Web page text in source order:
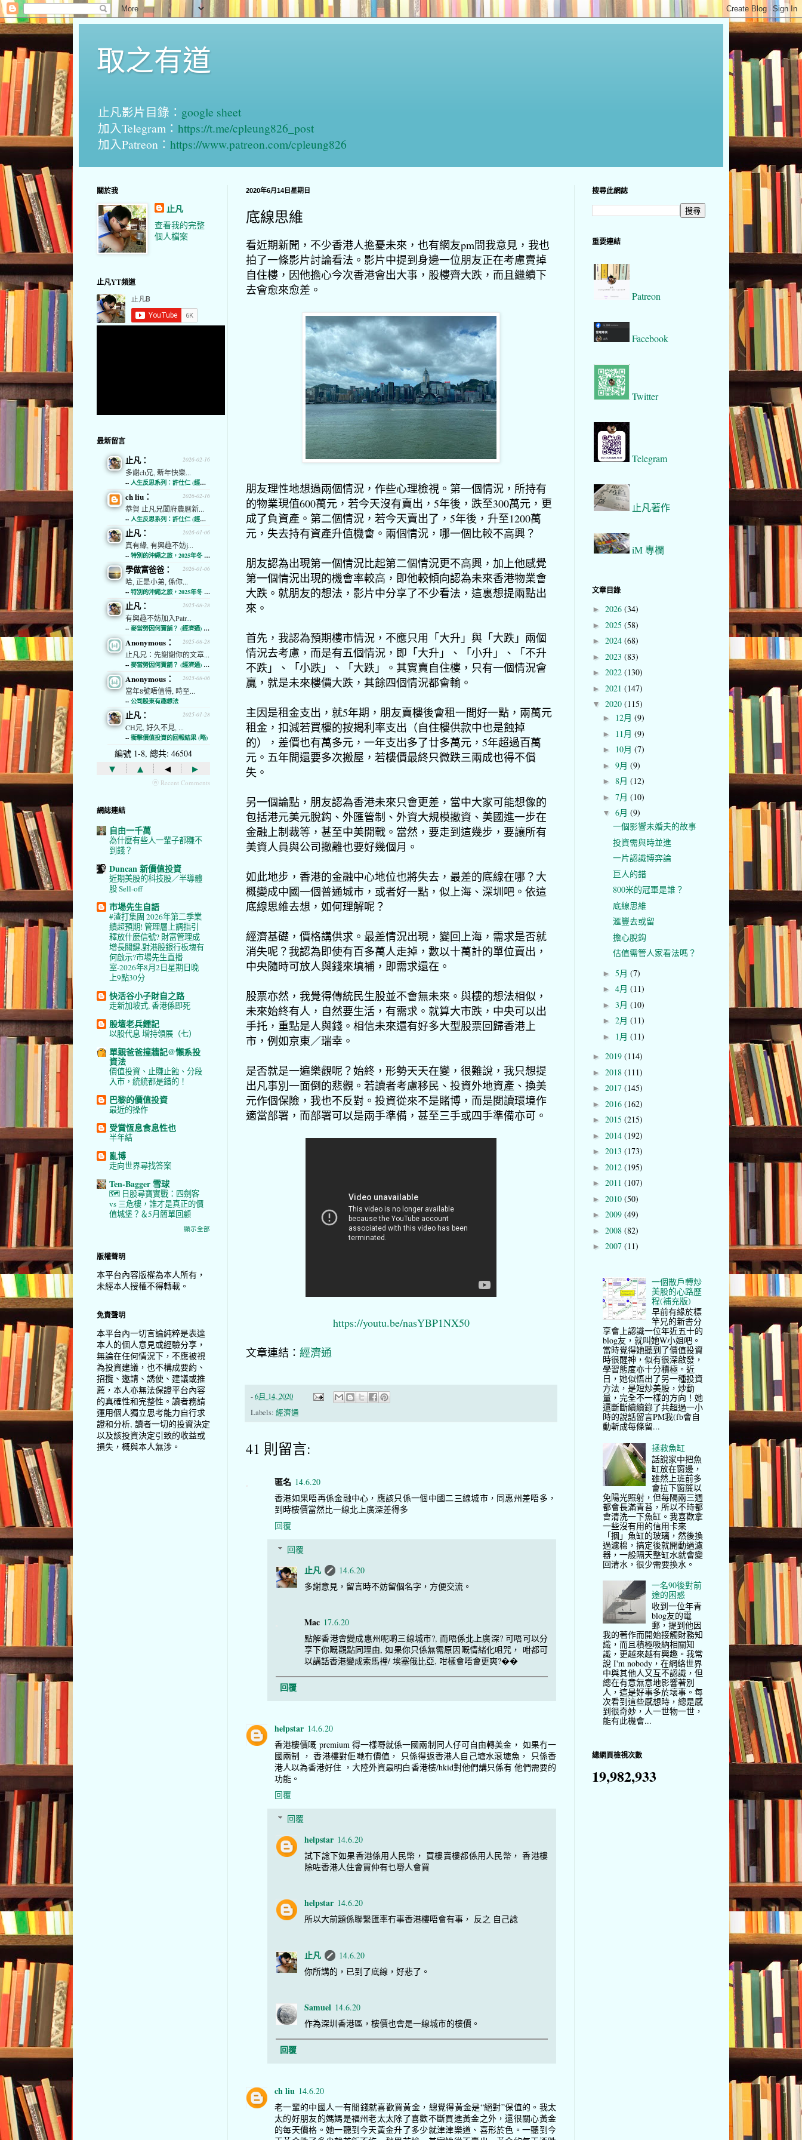
取之有道
止凡影片目錄： google sheet
加入Telegram： https://t.me/cpleung826_post
加入Patreon： https://www.patreon.com/cpleung826
2020年6月14日星期日
底線思維
看近期新聞，不少香港人擔憂未來，也有網友pm問我意見，我也
拍了一條影片討論看法。影片中提到身邊一位朋友正在考慮賣掉
自住樓，因他擔心今次香港會出大事，股樓齊大跌，而且繼續下
去會愈來愈差。
朋友理性地想過兩個情況，作些心理檢視。第一個情況，所持有
的物業現值600萬元，若今天沒有賣出，5年後，跌至300萬元，更
成了負資產。第二個情況，若今天賣出了，5年後，升至1200萬
元，失去持有資產升值機會。兩個情況，哪一個比較不高興？
朋友認為出現第一個情況比起第二個情況更不高興，加上他感覺
第一個情況出現的機會率較高，即他較傾向認為未來香港物業會
大跌。就朋友的想法，影片中分享了不少看法，這裏想提兩點出
來。
首先，我認為預期樓市情況，不應只用「大升」與「大跌」兩個
情況去考慮，而是有五個情況，即「大升」、「小升」、「不升
不跌」、「小跌」、「大跌」。其實賣自住樓，只有一個情況會
贏，就是未來樓價大跌，其餘四個情況都會輸。
主因是租金支出，就5年期，朋友賣樓後會租一間好一點，兩萬元
租金，扣減若買樓的按揭利率支出（自住樓供款中也是蝕掉
的），差價也有萬多元，一年支出多了廿多萬元，5年超過百萬
元。五年間還要多次搬屋，若樓價最終只微跌三兩成也得不償
失。
另一個論點，朋友認為香港未來只會更差，當中大家可能想像的
包括港元美元脫鈎、外匯管制、外資大規模撤資、美國進一步在
金融上制裁等，甚至中美開戰。當然，要走到這幾步，要讓所有
美資人員與公司撤離也要好幾個月。
如此地步，香港的金融中心地位也將失去，最差的底線在哪？大
概變成中國一個普通城市，或者好一點，似上海、深圳吧。依這
底線思維去想，如何理解呢？
經濟基礎，價格講供求。最差情況出現，變回上海，需求是否就
消失呢？我認為即使有百多萬人走掉，數以十萬計的單位賣出，
中央隨時可放人與錢來填補，即需求還在。
股票亦然，我覺得傳統民生股並不會無未來。與樓的想法相似，
未來始終有人，自然要生活，有需求。就算大市跌，中央可以出
手托，重點是人與錢。相信未來還有好多大型股票回歸香港上
市，例如京東／瑞幸。
是否就是一遍樂觀呢？始終，形勢天天在變，很難說，我只想提
出凡事別一面倒的悲觀。若讀者考慮移民、投資外地資產、換美
元作個保險，我也不反對。投資從來不是賭博，而是閱讀環境作
適當部署，而部署可以是兩手準備，甚至三手或四手準備亦可。
https://youtu.be/nasYBP1NX50
文章連結： 經濟通
-6月 14, 2020
Labels: 經濟通
41 則留言:
匿名 14.6.20
香港如果唔再係金融中心，應該只係一個中國二三線城市，同惠州差唔多，
到時樓價當然比一線北上廣深差得多
回覆
回覆
止凡
14.6.20
多謝意見，留言時不妨留個名字，方便交流。
Mac 17.6.20
點解香港會變成惠州呢啲三線城市?, 而唔係北上廣深? 可唔可以分
享下你嘅觀點同理由, 如果你只係無需原因嘅情緒化咀咒， 咁都可
以講話香港變成索馬裡/ 埃塞俄比亞, 咁樣會唔會更爽?��
回覆
helpstar 14.6.20
香港樓價嘅 premium 得一樣嘢就係一國兩制同人仔可自由轉美金， 如果冇一
國兩制 ， 香港樓對佢哋冇價值， 只係得返香港人自己塘水滾塘魚， 只係香
港人以為香港好住 ，大陸外資最明白香港樓/hkid對他們講只係有 他們需要的
功能。
回覆
回覆
helpstar 14.6.20
試下諗下如果香港係用人民幣， 買樓賣樓都係用人民幣， 香港樓
除咗香港人住會買仲有乜嘢人會買
helpstar 14.6.20
所以大前題係聯繫匯率冇事香港樓唔會有事， 反之 自己諗
止凡
14.6.20
你所講的，已到了底線，好悲了。
Samuel 14.6.20
作為深圳香港區，樓價也會是一線城市的樓價。
回覆
ch liu 14.6.20
老一輩的中國人一有閒錢就喜歡買黃金，總覺得黃金是“絕對”保值的。我太
太的好朋友的媽媽是福州老太太除了喜歡不斷買進黃金之外，還很關心黃金
的每天價格。她一聽到今天黃金升了多少就津津樂道、喜形於色。一聽到今
關於我
止凡
查看我的完整
個人檔案
止凡YT頻道
最新留言
2026-02-16
止凡：
多謝ch兄, 新年快樂...
-- 人生反思系列：許仕仁 (經濟通)
2026-02-16
ch liu：
恭賀 止凡兄闔府農曆新...
-- 人生反思系列：許仕仁 (經濟通)
2026-01-06
止凡：
真有緣, 有興趣不妨j...
-- 特別的沖繩之旅，2025年冬 (經濟通)
2026-01-06
學做富爸爸：
哈, 正是小弟, 係你...
-- 特別的沖繩之旅，2025年冬 (經濟通)
2025-08-28
止凡：
有興趣不妨加入Patr...
-- 麥當勞因何賣舖？ (經濟通) (略)
2025-08-28
Anonymous：
止凡兄：先謝謝你的文章...
-- 麥當勞因何賣舖？ (經濟通) (略)
2025-08-06
Anonymous：
當年8號唔值得, 時至...
-- 公司股東有趣想法
2025-01-28
止凡：
CH兄, 好久不見, ...
-- 衝擊價值投資的回報結果 (略)
編號 1-8, 總共: 46504
▾ ▴ ◂ ▸
ⓦ Recent Comments
網誌連結
自由一千萬
為什麼有些人一輩子都賺不
到錢？
Duncan 新價值投資
近期美股的科技股／半導體
股 Sell-off
市場先生自語
#渣打集團 2026年第二季業
績超預期! 管理層上調指引
釋放什麼信號? 財富管理成
增長關鍵,對港股銀行板塊有
何啟示?市場先生直播
室-2026年8月2日星期日晚
上9點30分
快活谷小子財自之路
走新加坡式, 香港係即死
股壇老兵鍾記
以股代息 增持領展（七）
單親爸爸撞牆記@懶系投
資法
價值投資、止賺止蝕、分段
入市，統統都是錯的！
巴黎的價值投資
最近的操作
受賞恆息食息性也
半年結
亂博
走向世界尋找答案
Ten-Bagger 雪球
🗺️ 日股尋寶實戰：四劍客
vs 三危樓，誰才是真正的價
值城堡？＆5月簡單回顧
顯示全部
版權聲明
本平台內容版權為本人所有，
未經本人授權不得轉載。
免責聲明
本平台內一切言論純粹是表達
本人的個人意見或經驗分享，
無論在任何情況下，不應被視
為投資建議，也不構成要約、
招攬、邀請、誘使、建議或推
薦，本人亦無法保證平台內容
的真確性和完整性。讀者務請
運用個人獨立思考能力自行求
證和分析, 讀者一切的投資決定
以及該投資決定引致的收益或
損失，概與本人無涉。
搜尋此網誌
重要連結
Patreon
Facebook
Twitter
Telegram
止凡著作
iM 專欄
文章目錄
► 2026 (34)
► 2025 (58)
► 2024 (68)
► 2023 (83)
► 2022 (130)
► 2021 (147)
▼ 2020 (115)
► 12月 (9)
► 11月 (9)
► 10月 (7)
► 9月 (9)
► 8月 (12)
► 7月 (10)
▼ 6月 (9)
一個影響未婚夫的故事
投資需與時並進
一片認識博弈論
巨人的錯
800米的冠軍是誰？
底線思維
滙豐去或留
擔心脫鈎
估值需管人家看法嗎？
► 5月 (7)
► 4月 (11)
► 3月 (10)
► 2月 (11)
► 1月 (11)
► 2019 (114)
► 2018 (111)
► 2017 (145)
► 2016 (162)
► 2015 (215)
► 2014 (192)
► 2013 (173)
► 2012 (195)
► 2011 (107)
► 2010 (50)
► 2009 (49)
► 2008 (82)
► 2007 (11)
一個散戶轉炒
美股的心路歷
程(補充版)
早前有緣於標
竿兄的新書分
享會上認識一位年近五十的
blog友，就叫她W小姐吧。
當時覺得她聽到了價值投資
時很醒神，似有很深啟發，
學習態度亦十分積極。近
日，她似悟出了另一種投資
方法，是短炒美股，炒動
量，完全不一樣的方向！她
還斷斷續續錄了共超過一小
時的說話留言PM我(fb會自
動斬成每條留...
拯救魚缸
話說家中把魚
缸放在窗邊，
雖然上班前多
會拉下窗簾以
免陽光照射，但每隔兩三週
都會長滿青苔，所以不時都
會清洗一下魚缸。我喜歡拿
一些沒有用的信用卡來
「摑」魚缸的玻璃，然後換
過濾棉，搞定後就開動過濾
器，一般隔天整缸水就會變
回清水，很少需要換水。
一名90後對前
途的困惑
收到一位年青
blog友的電
郵，提到他因
我的著作而開始接觸財務知
識，而且積極吸納相關知
識，更越來越有興趣。我常
說 I'm nobody，在網絡世界
中與其他人又互不認識，但
總在有意無意地影響著別
人，這是好事多於壞事。每
次看到這些感想時，總是感
到很奇妙，人一世物一世，
能有此機會...
總網頁檢視次數
19,982,933